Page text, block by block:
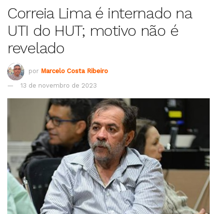
Correia Lima é internado na
UTI do HUT; motivo não é
revelado
por Marcelo Costa Ribeiro
13 de novembro de 2023